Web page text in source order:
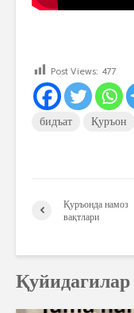
Post Views: 477
бидъат Қуръон
Қуръонда намоз
вақтлари